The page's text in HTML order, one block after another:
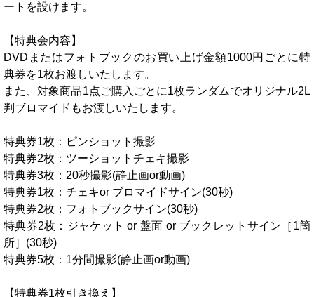
ートを設けます。
【特典会内容】
DVDまたはフォトブックのお買い上げ金額1000円ごとに特
典券を1枚お渡しいたします。
また、対象商品1点ご購入ごとに1枚ランダムでオリジナル2L
判ブロマイドもお渡しいたします。
特典券1枚：ピンショット撮影
特典券2枚：ツーショットチェキ撮影
特典券3枚：20秒撮影(静止画or動画)
特典券1枚：チェキor ブロマイドサイン(30秒)
特典券2枚：フォトブックサイン(30秒)
特典券2枚：ジャケット or 盤面 or ブックレットサイン［1箇
所］(30秒)
特典券5枚：1分間撮影(静止画or動画)
【特典券1枚引き換え】